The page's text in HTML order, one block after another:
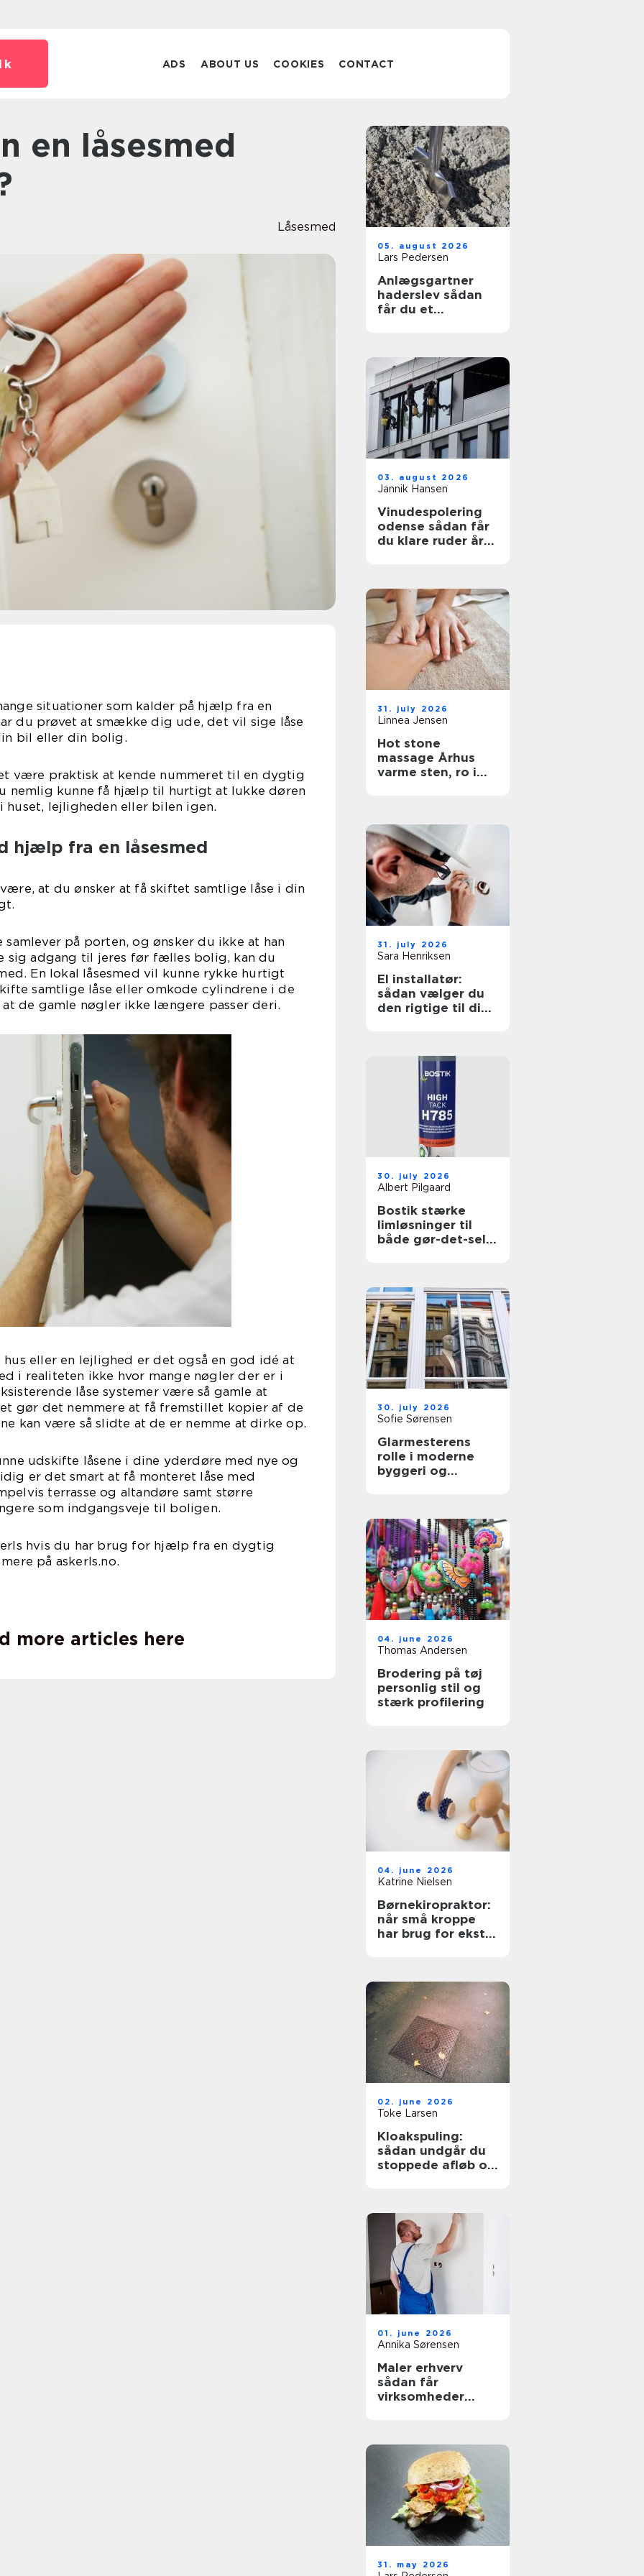
ADS ABOUT US COOKIES CONTACT
Låsesmed
situationer som kalder på hjælp fra en
du prøvet at smække dig ude, det vil sige låse
bil eller din bolig.
være praktisk at kende nummeret til en dygtig
nemlig kunne få hjælp til hurtigt at lukke døren
huset, lejligheden eller bilen igen.
hjælp fra en låsesmed
at du ønsker at få skiftet samtlige låse i din
på porten, og ønsker du ikke at han
sig adgang til jeres før fælles bolig, kan du
En lokal låsesmed vil kunne rykke hurtigt
samtlige låse eller omkode cylindrene i de
at de gamle nøgler ikke længere passer deri.
eller en lejlighed er det også en god idé at
i realiteten ikke hvor mange nøgler der er i
låse systemer være så gamle at
gør det nemmere at få fremstillet kopier af de
kan være så slidte at de er nemme at dirke op.
udskifte låsene i dine yderdøre med nye og
er det smart at få monteret låse med
terrasse og altandøre samt større
som indgangsveje til boligen.
hvis du har brug for hjælp fra en dygtig
på askerls.no.
more articles here
05. august 2026
Lars Pedersen
Anlægsgartner
haderslev sådan
får du et
03. august 2026
Jannik Hansen
Vinudespolering
odense sådan får
du klare ruder året
31. july 2026
Linnea Jensen
Hot stone
massage Århus
varme sten, ro i
31. july 2026
Sara Henriksen
El installatør:
sådan vælger du
den rigtige til dine
30. july 2026
Albert Pilgaard
Bostik stærke
limløsninger til
både gør-det-selv
30. july 2026
Sofie Sørensen
Glarmesterens
rolle i moderne
byggeri og
04. june 2026
Thomas Andersen
Brodering på tøj
personlig stil og
stærk profilering
04. june 2026
Katrine Nielsen
Børnekiropraktor:
når små kroppe
har brug for ekstra
02. june 2026
Toke Larsen
Kloakspuling:
sådan undgår du
stoppede afløb og
01. june 2026
Annika Sørensen
Maler erhverv
sådan får
virksomheder
31. may 2026